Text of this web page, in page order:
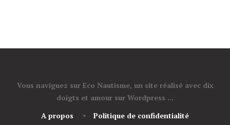
Vous naviguez sur Eco Nautisme, un site réalisé avec dix
doigts et amour sur Wordpress ...
A propos
Politique de confidentialité